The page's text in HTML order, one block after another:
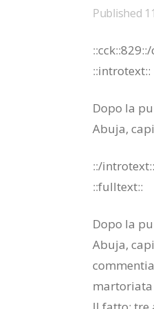
Published
::cck::829::/
::introtext::
Dopo la
Abuja,
::/introtext::
::fulltext::
Dopo la
Abuja,
martoriata